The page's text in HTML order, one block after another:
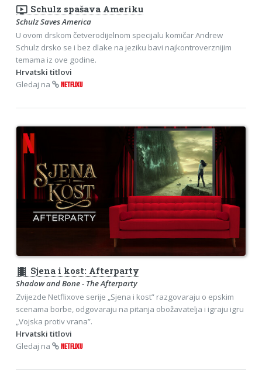
ondemand_video Schulz spašava Ameriku
Schulz Saves America
U ovom drskom četverodijelnom specijalu komičar Andrew
Schulz drsko se i bez dlake na jeziku bavi najkontroverznijim
temama iz ove godine.
Hrvatski titlovi
Gledaj na
NETFLIXU
theaters Sjena i kost: Afterparty
Shadow and Bone - The Afterparty
Zvijezde Netflixove serije „Sjena i kost” razgovaraju o epskim
scenama borbe, odgovaraju na pitanja obožavatelja i igraju igru
„Vojska protiv vrana”.
Hrvatski titlovi
Gledaj na
NETFLIXU